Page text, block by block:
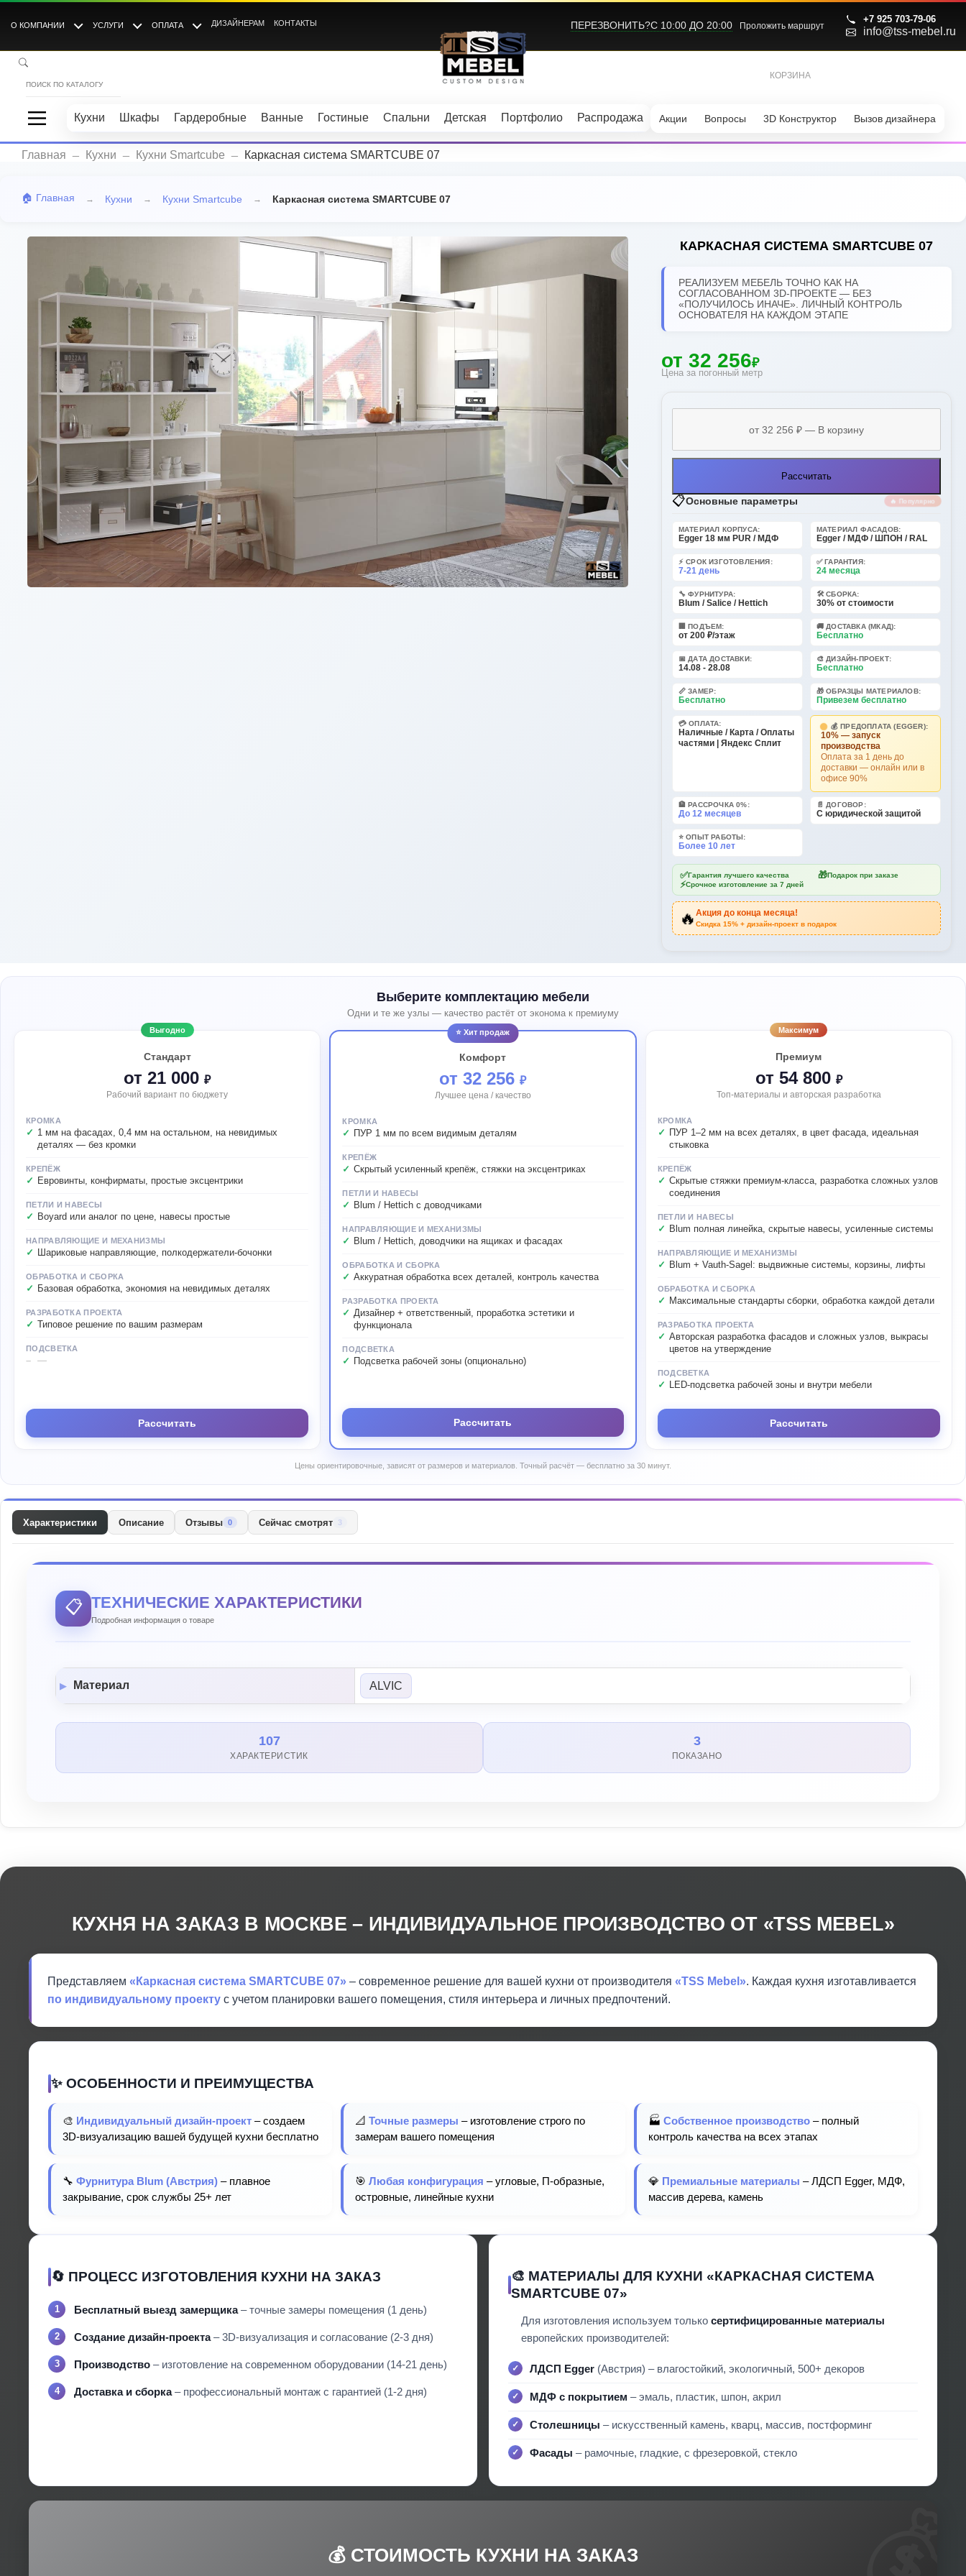
О КОМПАНИИ УСЛУГИ ОПЛАТА ДИЗАЙНЕРАМ КОНТАКТЫ ПЕРЕЗВОНИТЬ?С 10:00 ДО 20:00 Проложить маршрут
+7 925 703-79-06
info@tss-mebel.ru
КОРЗИНА
Кухни Шкафы Гардеробные Ванные Гостиные Спальни Детская Портфолио Распродажа Акции Вопросы 3D Конструктор Вызов дизайнера
Главная Кухни Кухни Smartcube Каркасная система SMARTCUBE 07
🏠 Главная → Кухни → Кухни Smartcube → Каркасная система SMARTCUBE 07
КАРКАСНАЯ СИСТЕМА SMARTCUBE 07
РЕАЛИЗУЕМ МЕБЕЛЬ ТОЧНО КАК НА
СОГЛАСОВАННОМ 3D-ПРОЕКТЕ — БЕЗ
«ПОЛУЧИЛОСЬ ИНАЧЕ». ЛИЧНЫЙ КОНТРОЛЬ
ОСНОВАТЕЛЯ НА КАЖДОМ ЭТАПЕ
от 32 256₽
Цена за погонный метр
Рассчитать
📋Основные параметры 🔥 Популярно
МАТЕРИАЛ КОРПУСА:
Egger 18 мм PUR / МДФ
МАТЕРИАЛ ФАСАДОВ:
Egger / МДФ / ШПОН / RAL
⚡ СРОК ИЗГОТОВЛЕНИЯ:
7-21 день
✅ ГАРАНТИЯ:
24 месяца
🔧 ФУРНИТУРА:
Blum / Salice / Hettich
🛠️ СБОРКА:
30% от стоимости
🏢 ПОДЪЕМ:
от 200 ₽/этаж
🚚 ДОСТАВКА (МКАД):
Бесплатно
📅 ДАТА ДОСТАВКИ:
14.08 - 28.08
🎨 ДИЗАЙН-ПРОЕКТ:
Бесплатно
📏 ЗАМЕР:
Бесплатно
🎁 ОБРАЗЦЫ МАТЕРИАЛОВ:
Привезем бесплатно
💳 ОПЛАТА:
Наличные / Карта / Оплаты
частями | Яндекс Сплит
💰 ПРЕДОПЛАТА (EGGER):
10% — запуск
производства
Оплата за 1 день до
доставки — онлайн или в
офисе 90%
🏦 РАССРОЧКА 0%:
До 12 месяцев
📄 ДОГОВОР:
С юридической защитой
⭐ ОПЫТ РАБОТЫ:
Более 10 лет
✅Гарантия лучшего качества 🎁Подарок при заказе
⚡Срочное изготовление за 7 дней
🔥 Акция до конца месяца!
Скидка 15% + дизайн-проект в подарок
Выберите комплектацию мебели
Одни и те же узлы — качество растёт от эконома к премиуму
Выгодно
Стандарт
от 21 000₽
Рабочий вариант по бюджету
КРОМКА
1 мм на фасадах, 0,4 мм на остальном, на невидимых
деталях — без кромки
КРЕПЁЖ
Евровинты, конфирматы, простые эксцентрики
ПЕТЛИ И НАВЕСЫ
Boyard или аналог по цене, навесы простые
НАПРАВЛЯЮЩИЕ И МЕХАНИЗМЫ
Шариковые направляющие, полкодержатели-бочонки
ОБРАБОТКА И СБОРКА
Базовая обработка, экономия на невидимых деталях
РАЗРАБОТКА ПРОЕКТА
Типовое решение по вашим размерам
ПОДСВЕТКА
—
Рассчитать
⭐ Хит продаж
Комфорт
от 32 256₽
Лучшее цена / качество
КРОМКА
ПУР 1 мм по всем видимым деталям
КРЕПЁЖ
Скрытый усиленный крепёж, стяжки на эксцентриках
ПЕТЛИ И НАВЕСЫ
Blum / Hettich с доводчиками
НАПРАВЛЯЮЩИЕ И МЕХАНИЗМЫ
Blum / Hettich, доводчики на ящиках и фасадах
ОБРАБОТКА И СБОРКА
Аккуратная обработка всех деталей, контроль качества
РАЗРАБОТКА ПРОЕКТА
Дизайнер + ответственный, проработка эстетики и
функционала
ПОДСВЕТКА
Подсветка рабочей зоны (опционально)
Рассчитать
Максимум
Премиум
от 54 800 ₽
Топ-материалы и авторская разработка
КРОМКА
ПУР 1–2 мм на всех деталях, в цвет фасада, идеальная
стыковка
КРЕПЁЖ
Скрытые стяжки премиум-класса, разработка сложных узлов
соединения
ПЕТЛИ И НАВЕСЫ
Blum полная линейка, скрытые навесы, усиленные системы
НАПРАВЛЯЮЩИЕ И МЕХАНИЗМЫ
Blum + Vauth-Sagel: выдвижные системы, корзины, лифты
ОБРАБОТКА И СБОРКА
Максимальные стандарты сборки, обработка каждой детали
РАЗРАБОТКА ПРОЕКТА
Авторская разработка фасадов и сложных узлов, выкрасы
цветов на утверждение
ПОДСВЕТКА
LED-подсветка рабочей зоны и внутри мебели
Рассчитать
Цены ориентировочные, зависят от размеров и материалов. Точный расчёт — бесплатно за 30 минут.
Характеристики Описание Отзывы 0 Сейчас смотрят 3
📋 ТЕХНИЧЕСКИЕ ХАРАКТЕРИСТИКИ
Подробная информация о товаре
Материал ALVIC
107
ХАРАКТЕРИСТИК
3
ПОКАЗАНО
КУХНЯ НА ЗАКАЗ В МОСКВЕ – ИНДИВИДУАЛЬНОЕ ПРОИЗВОДСТВО ОТ «TSS MEBEL»
Представляем «Каркасная система SMARTCUBE 07» – современное решение для вашей кухни от производителя «TSS Mebel». Каждая кухня изготавливается
по индивидуальному проекту с учетом планировки вашего помещения, стиля интерьера и личных предпочтений.
✨ ОСОБЕННОСТИ И ПРЕИМУЩЕСТВА
🎨 Индивидуальный дизайн-проект – создаем
3D-визуализацию вашей будущей кухни бесплатно
📐Точные размеры – изготовление строго по
замерам вашего помещения
🏭 Собственное производство– полный
контроль качества на всех этапах
🔧 Фурнитура Blum (Австрия) – плавное
закрывание, срок службы 25+ лет
🎯Любая конфигурация – угловые, П-образные,
островные, линейные кухни
💎 Премиальные материалы – ЛДСП Egger, МДФ,
массив дерева, камень
🔄 ПРОЦЕСС ИЗГОТОВЛЕНИЯ КУХНИ НА ЗАКАЗ
Бесплатный выезд замерщика– точные замеры помещения (1 день)
Создание дизайн-проекта– 3D-визуализация и согласование (2-3 дня)
Производство – изготовление на современном оборудовании (14-21 день)
Доставка и сборка– профессиональный монтаж с гарантией (1-2 дня)
🎨 МАТЕРИАЛЫ ДЛЯ КУХНИ «КАРКАСНАЯ СИСТЕМА
SMARTCUBE 07»
Для изготовления используем только сертифицированные материалы
европейских производителей:
ЛДСП Egger (Австрия) – влагостойкий, экологичный, 500+ декоров
МДФ с покрытием – эмаль, пластик, шпон, акрил
Столешницы – искусственный камень, кварц, массив, постформинг
Фасады – рамочные, гладкие, с фрезеровкой, стекло
💰 СТОИМОСТЬ КУХНИ НА ЗАКАЗ